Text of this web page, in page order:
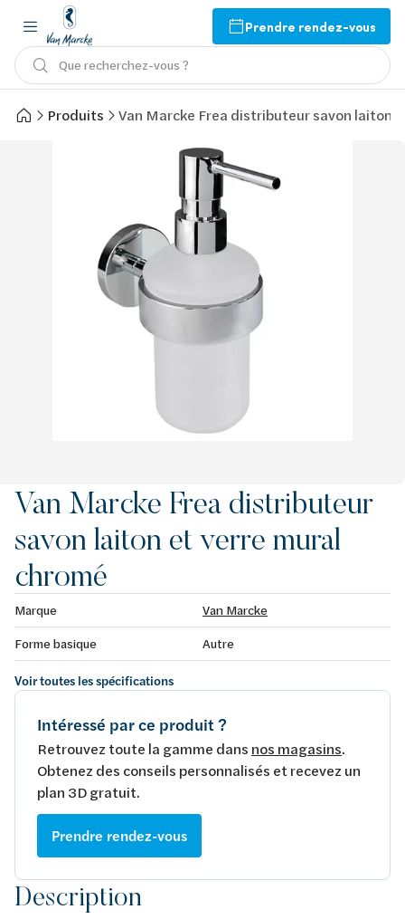
Prendre rendez-vous
Que recherchez-vous ?
Produits Van Marcke Frea distributeur savon laiton
Van Marcke Frea distributeur
savon laiton et verre mural
chromé
Marque
Van Marcke
Forme basique
Autre
Voir toutes les spécifications
Intéressé par ce produit ?
Retrouvez toute la gamme dans nos magasins.
Obtenez des conseils personnalisés et recevez un
plan 3D gratuit.
Prendre rendez-vous
Description